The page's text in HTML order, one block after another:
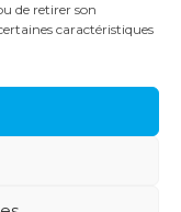
de retirer son
caractéristiques